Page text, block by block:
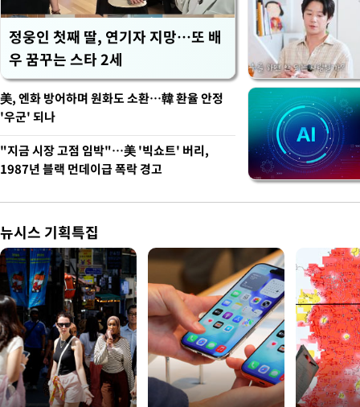
정웅인 첫째 딸, 연기자 지망…또 배
우 꿈꾸는 스타 2세
美, 엔화 방어하며 원화도 소환…韓 환율 안정
'우군' 되나
"지금 시장 고점 임박"…美 '빅쇼트' 버리,
1987년 블랙 먼데이급 폭락 경고
뉴시스 기획특집